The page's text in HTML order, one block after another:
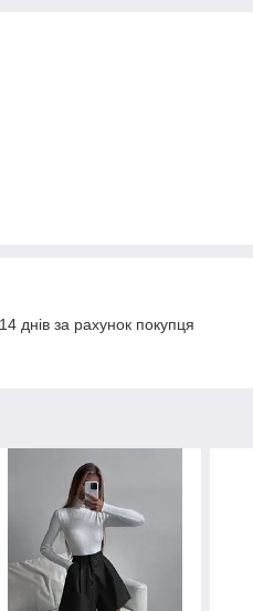
днів за рахунок покупця